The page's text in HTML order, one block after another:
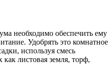
необходимо обеспечить ему
Удобрять это комнатное
используя смесь
листовая земля, торф,